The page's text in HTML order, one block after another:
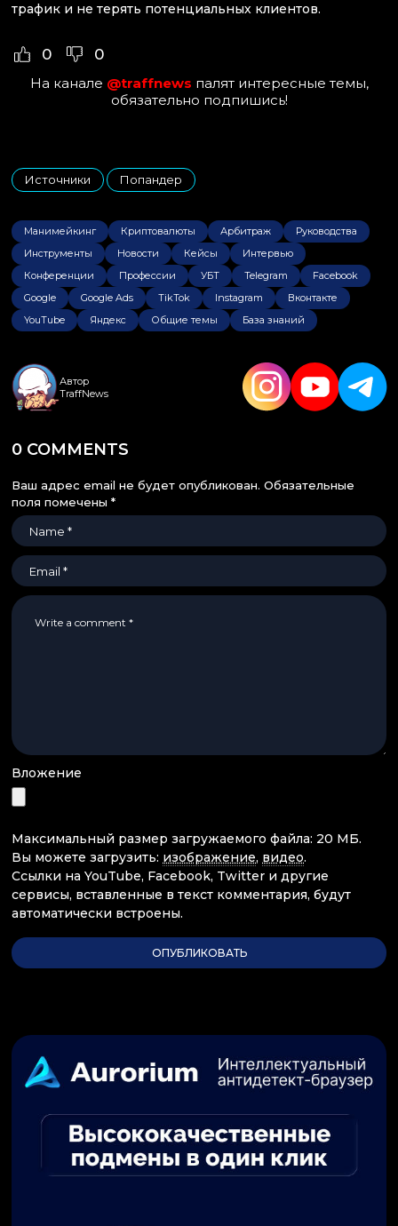
трафик и не терять потенциальных клиентов.
0 0
На канале @traffnews палят интересные темы,
обязательно подпишись!
Источники
,
Попандер
Манимейкинг Криптовалюты Арбитраж
Руководства
Инструменты
Новости Кейсы
Интервью
Конференции
Профессии УБТ Telegram
Facebook
Google
Google Ads TikTok Instagram
Вконтакте
YouTube
Яндекс Общие темы База знаний
Автор
TraffNews
0 COMMENTS
Ваш адрес email не будет опубликован. Обязательные
поля помечены *
Вложение
Максимальный размер загружаемого файла: 20 МБ.
Вы можете загрузить: изображение, видео.
Ссылки на YouTube, Facebook, Twitter и другие
сервисы, вставленные в текст комментария, будут
автоматически встроены.